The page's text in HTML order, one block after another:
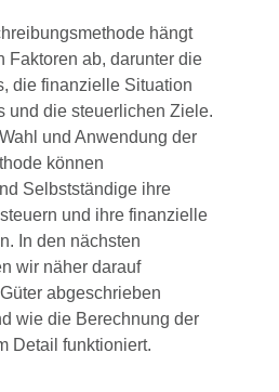
hängt
Faktoren ab, darunter die
die finanzielle Situation
und die steuerlichen Ziele.
und Anwendung der
können
Selbstständige ihre
und ihre finanzielle
In den nächsten
wir näher darauf
abgeschrieben
wie die Berechnung der
Detail funktioniert.